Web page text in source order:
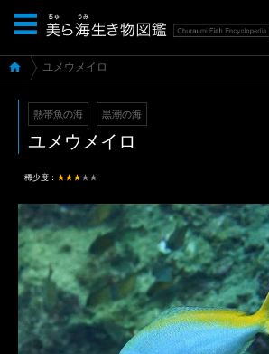
ユメウメイロ
熱帯魚の海 黒潮の海
ユメウメイロ
稀少度： ★★★ ★★